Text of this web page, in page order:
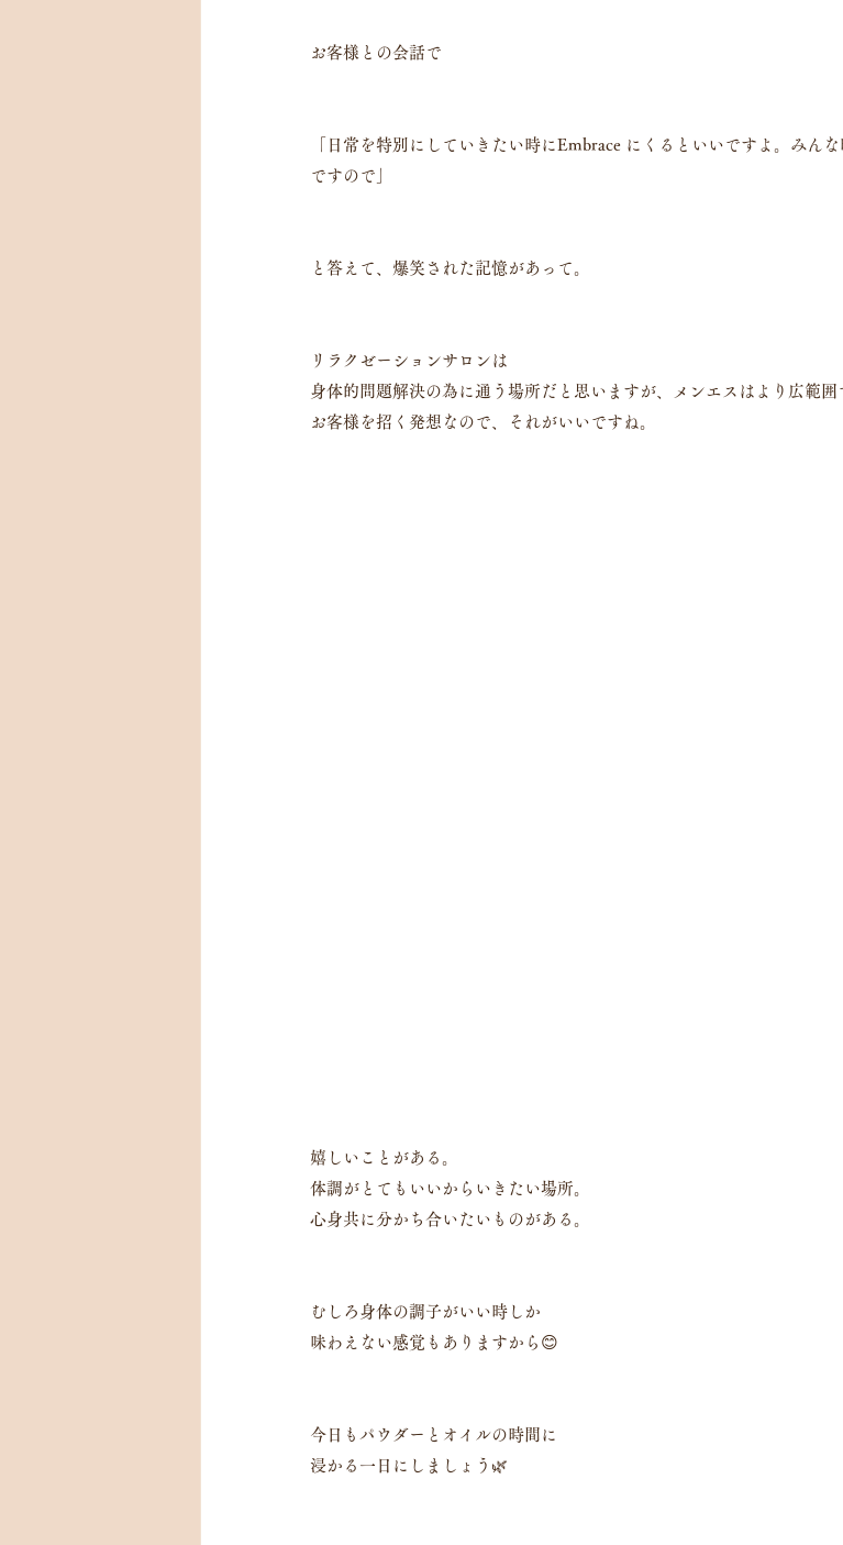
お客様との会話で
「日常を特別にしていきたい時にEmbrace にくるといいですよ。みん
ですので」
と答えて、爆笑された記憶があって。
リラクゼーションサロンは
身体的問題解決の為に通う場所だと思いますが、メンエスはより広範囲
お客様を招く発想なので、それがいいですね。
嬉しいことがある。
体調がとてもいいからいきたい場所。
心身共に分かち合いたいものがある。
むしろ身体の調子がいい時しか
味わえない感覚もありますから😊
今日もパウダーとオイルの時間に
浸かる一日にしましょう🌿